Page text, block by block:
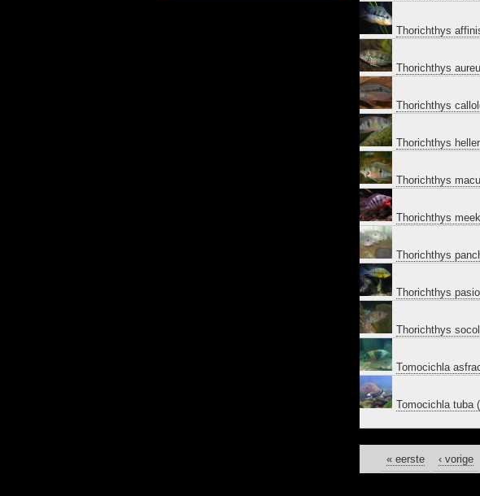
Thorichthys
Thorichthys
Thorichthys
Thorichthys
Thorichthys
Thorichthys
Thorichthys
Thorichthys
Thorichthys
Tomocichla
Tomocichla tuba
PAGINA'S
« eerste ‹ vorige